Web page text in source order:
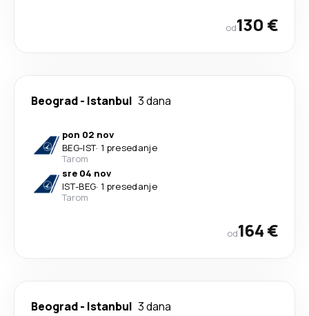
od130 €
Beograd- Istanbul 3 dana
pon 02 nov
BEG-IST· 1 presedanje
Tarom
sre 04 nov
IST-BEG· 1 presedanje
Tarom
od164 €
Beograd- Istanbul 3 dana